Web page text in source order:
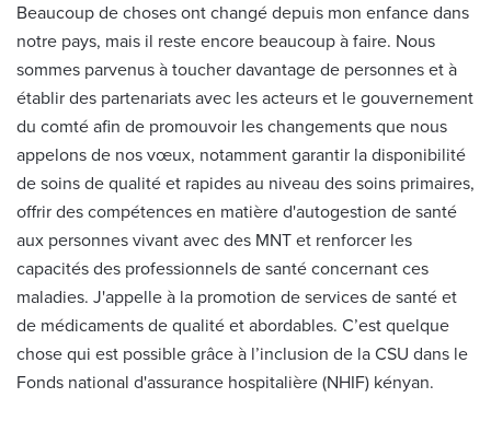
Beaucoup de choses ont changé depuis mon enfance dans
notre pays, mais il reste encore beaucoup à faire. Nous
sommes parvenus à toucher davantage de personnes et à
établir des partenariats avec les acteurs et le gouvernement
du comté afin de promouvoir les changements que nous
appelons de nos vœux, notamment garantir la disponibilité
de soins de qualité et rapides au niveau des soins primaires,
offrir des compétences en matière d'autogestion de santé
aux personnes vivant avec des MNT et renforcer les
capacités des professionnels de santé concernant ces
maladies. J'appelle à la promotion de services de santé et
de médicaments de qualité et abordables. C’est quelque
chose qui est possible grâce à l’inclusion de la CSU dans le
Fonds national d'assurance hospitalière (NHIF) kényan.